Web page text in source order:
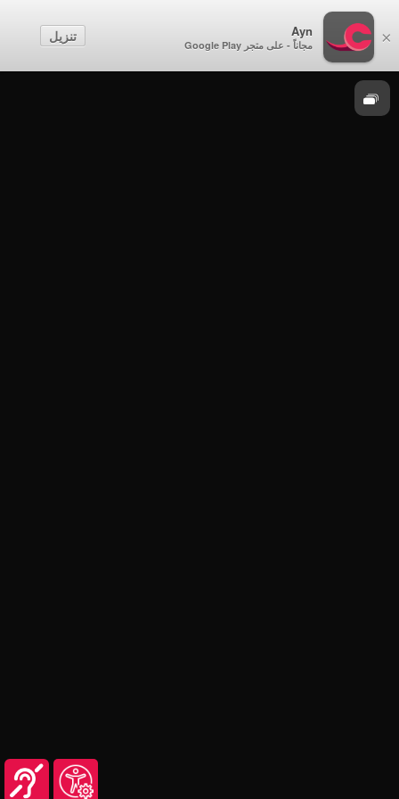
×
Ayn
مجاناً - على متجر Google Play
تنزيل
الصف الثاني عشر
الفيزياء